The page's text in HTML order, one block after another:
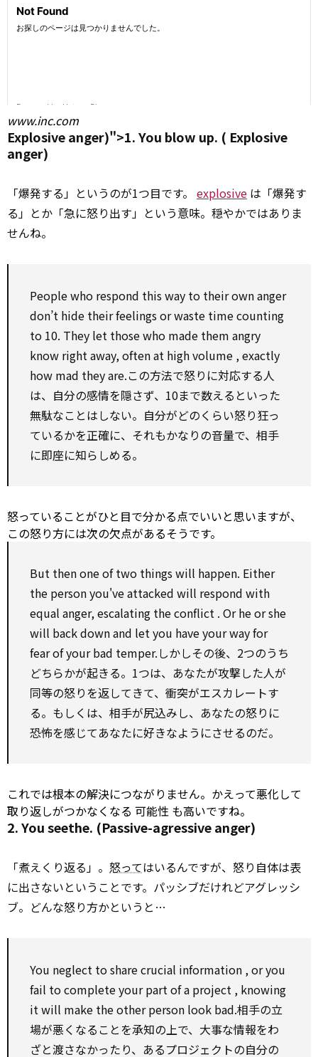
www.inc.com
Explosive anger)">1. You blow up. ( Explosive
anger)
「爆発する」というのが1つ目です。 explosive は「爆発す
る」とか「急に怒り出す」という意味。穏やかではありま
せんね。
People who respond this way to their own anger
don’t hide their feelings or waste time counting
to 10. They let those who made them angry
know rightaway, often at highvolume , exactly
how mad they are.この方法で怒りに対応する人
は、自分の感情を隠さず、10まで数えるといった
無駄なことはしない。自分がどのくらい怒り狂っ
ているかを正確に、それもかなりの音量で、相手
に即座に知らしめる。
怒っていることがひと目で分かる点でいいと思いますが、
この怒り方には次の欠点があるそうです。
But thenone of two things will happen. Either
the person you've attacked will respond with
equal anger, escalating theconflict . Or he or she
will back down and let you have your wayfor
fear of your bad temper.しかしその後、2つのうち
どちらかが起きる。1つは、あなたが攻撃した人が
同等の怒りを返してきて、衝突がエスカレートす
る。もしくは、相手が尻込みし、あなたの怒りに
恐怖を感じてあなたに好きなようにさせるのだ。
これでは根本の解決につながりません。かえって悪化して
取り返しがつかなくなる 可能性 も高いですね。
2. You seethe. (Passive-agressive anger)
「煮えくり返る」。 怒ってはいるんですが、怒り自体は表
に出さないということです。パッシブだけれどアグレッシ
ブ。どんな怒り方かというと…
You neglect tosharecrucial information , or you
fail tocompleteyourpart ofa project , knowing
it will make the otherperson look bad.相手の立
場が悪くなることを承知の上で、大事な情報をわ
ざと渡さなかったり、あるプロジェクトの自分の